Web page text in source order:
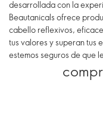
desarrollada con la
Beautanicals ofrece
cabello reflexivos,
tus valores y superan tus
estemos seguros de que